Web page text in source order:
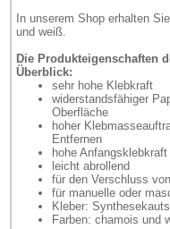
In unserem Shop erhalten
und weiß.
Die Produkteigenschaften
Überblick:
sehr hohe Klebkraft
widerstandsfähiger
Oberfläche
hoher
Entfernen
hohe Anfangsklebkraft
leicht abrollend
für den Verschluss
für manuelle oder
Kleber:
Farben: chamois und